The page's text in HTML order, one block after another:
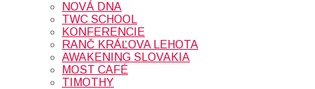
NOVÁ DNA
TWC SCHOOL
KONFERENCIE
RANČ KRÁĽOVA LEHOTA
AWAKENING SLOVAKIA
MOST CAFÉ
TIMOTHY